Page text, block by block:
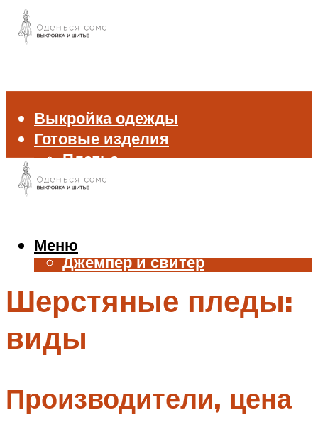
Выкройка одежды
Готовые изделия
Платье
Брюки
Жилет
Джемпер и свитер
Аксессуары
Меню
Меню
Шерстяные пледы:
виды
Производители, цена